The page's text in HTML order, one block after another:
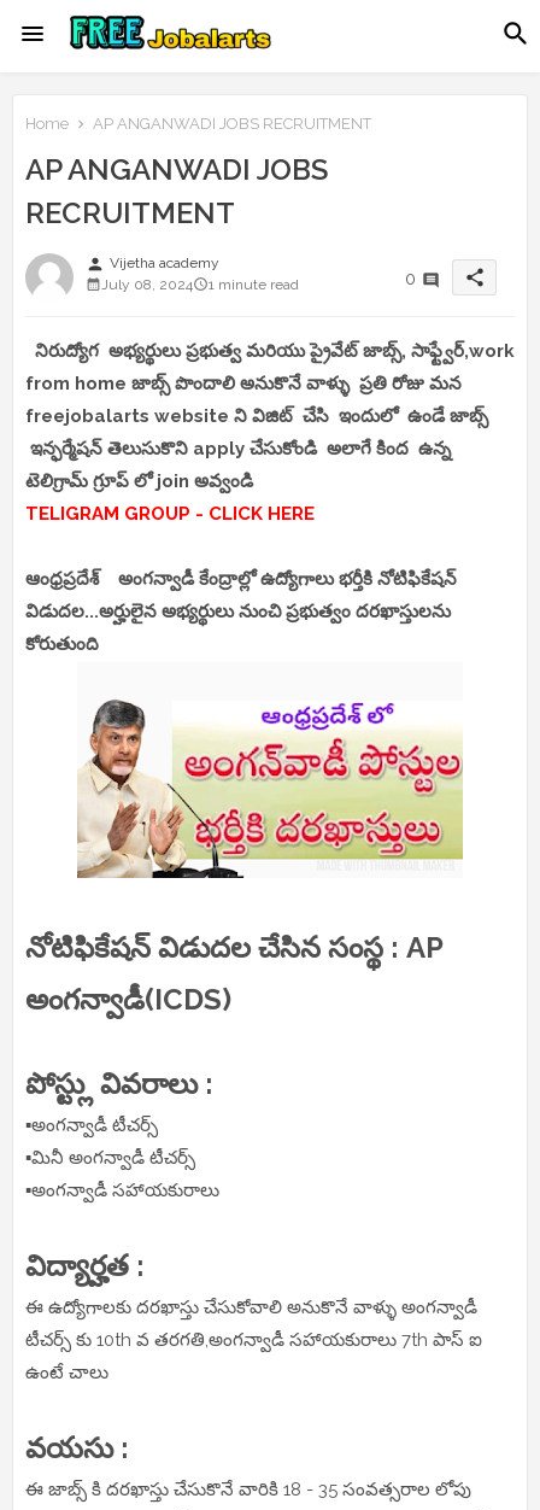
Home AP ANGANWADI JOBS RECRUITMENT
AP ANGANWADI JOBS
RECRUITMENT
person Vijetha academy
July 08, 2024
1 minute read 0 share
నిరుద్యోగ అభ్యర్థులు ప్రభుత్వ మరియు ప్రైవేట్ జాబ్స్, సాఫ్ట్వేర్,work
from home జాబ్స్ పొందాలి అనుకొనే వాళ్ళు ప్రతి రోజు మన
freejobalarts website ని విజిట్ చేసి ఇందులో ఉండే జాబ్స్
ఇన్ఫర్మేషన్ తెలుసుకొని apply చేసుకోండి అలాగే కింద ఉన్న
టెలిగ్రామ్ గ్రూప్ లో join అవ్వండి
TELIGRAM GROUP - CLICK HERE
ఆంధ్రప్రదేశ్ అంగన్వాడీ కేంద్రాల్లో ఉద్యోగాలు భర్తీకి నోటిఫికేషన్
విడుదల...అర్హులైన అభ్యర్థులు నుంచి ప్రభుత్వం దరఖాస్తులను
కోరుతుంది
నోటిఫికేషన్ విడుదల చేసిన సంస్థ : AP
అంగన్వాడీ(ICDS)
పోస్ట్లు వివరాలు :
▪️అంగన్వాడీ టీచర్స్
▪️మినీ అంగన్వాడీ టీచర్స్
▪️అంగన్వాడీ సహాయకురాలు
విద్యార్హత :
ఈ ఉద్యోగాలకు దరఖాస్తు చేసుకోవాలి అనుకొనే వాళ్ళు అంగన్వాడీ
టీచర్స్ కు 10th వ తరగతి,అంగన్వాడీ సహాయకురాలు 7th పాస్ ఐ
ఉంటే చాలు
వయసు :
ఈ జాబ్స్ కి దరఖాస్తు చేసుకొనే వారికి 18 - 35 సంవత్సరాల లోపు